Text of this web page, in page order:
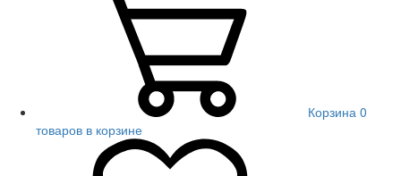
Корзина 0
товаров в корзине